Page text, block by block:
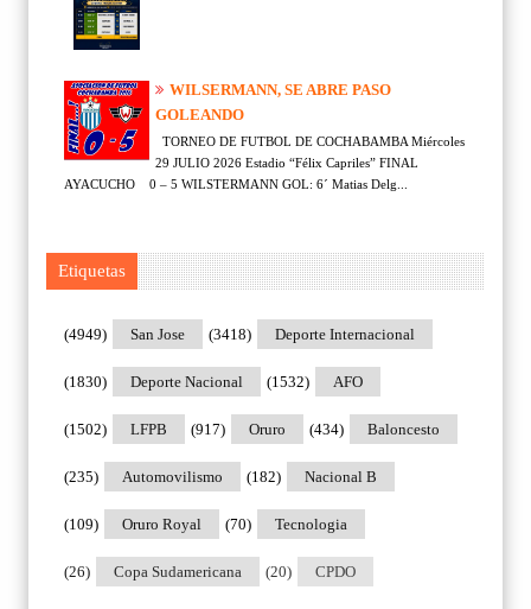
WILSERMANN, SE ABRE PASO
GOLEANDO
TORNEO DE FUTBOL DE COCHABAMBA Miércoles
29 JULIO 2026 Estadio “Félix Capriles” FINAL
AYACUCHO 0 – 5 WILSTERMANN GOL: 6´ Matias Delg...
Etiquetas
San Jose
(4949) Deporte Internacional
(3418)
Deporte Nacional
(1830) AFO
(1532)
LFPB
(1502) Oruro
(917) Baloncesto
(434)
Automovilismo
(235) Nacional B
(182)
Oruro Royal
(109) Tecnologia
(70)
Copa Sudamericana
(26) CPDO
(20)